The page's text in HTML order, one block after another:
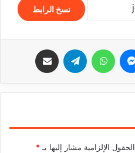
نسخ الرابط
الحقول الإلزامية مشار إليها بـ*